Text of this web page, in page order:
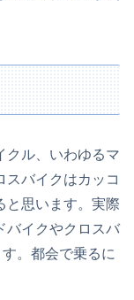
クル、いわゆるマ
スバイクはカッコ
と思います。実際
バイクやクロスバ
。都会で乗るに